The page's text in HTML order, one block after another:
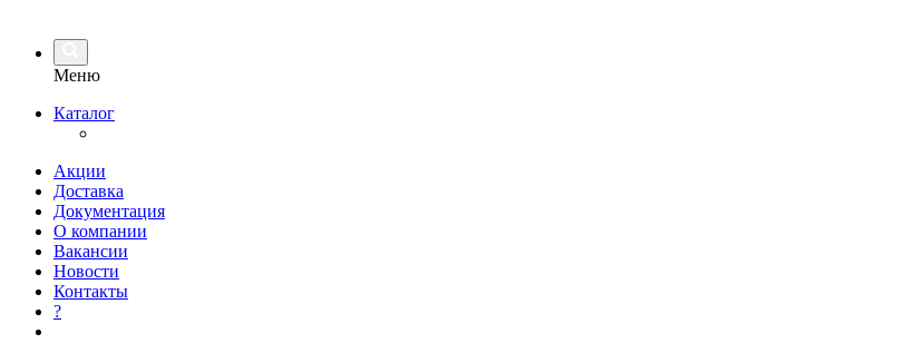
Меню
Каталог
Акции
Доставка
Документация
О компании
Вакансии
Новости
Контакты
?